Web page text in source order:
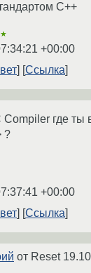
C++
+00:00
Ссылка
Compiler где ты
?
+00:00
Ссылка
от Reset